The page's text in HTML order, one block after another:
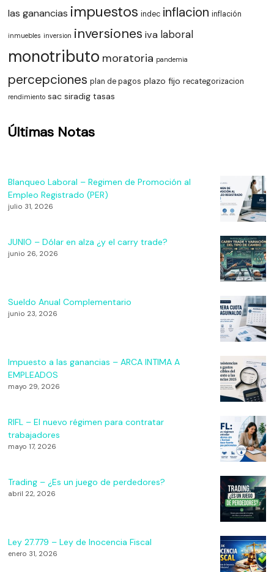
las ganancias impuestos indec inflacion inflación
inmuebles inversion inversiones iva laboral
monotributo moratoria pandemia
percepciones plan de pagos plazo fijo recategorizacion
rendimiento sac siradig tasas
Últimas Notas
Blanqueo Laboral – Regimen de Promoción al
Empleo Registrado (PER)
julio 31, 2026
JUNIO – Dólar en alza ¿y el carry trade?
junio 26, 2026
Sueldo Anual Complementario
junio 23, 2026
Impuesto a las ganancias – ARCA INTIMA A
EMPLEADOS
mayo 29, 2026
RIFL – El nuevo régimen para contratar
trabajadores
mayo 17, 2026
Trading – ¿Es un juego de perdedores?
abril 22, 2026
Ley 27.779 – Ley de Inocencia Fiscal
enero 31, 2026